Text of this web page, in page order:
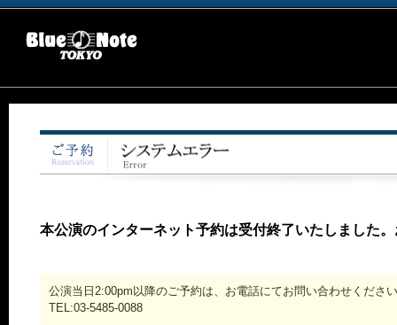
本公演のインターネット予約は受付終了いたしました
公演当日2:00pm以降のご予約は、お電話にてお問い合わせくださ
TEL:03-5485-0088